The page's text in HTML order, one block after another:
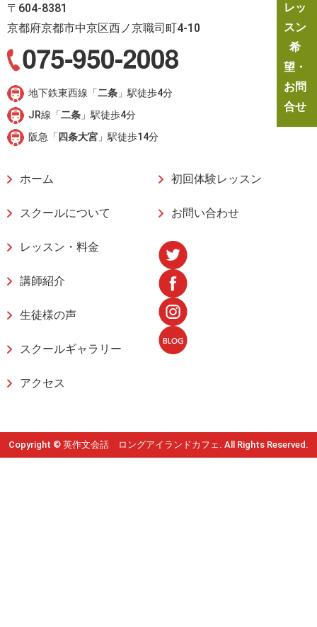
〒604-8381
京都府京都市中京区西ノ京職司町4-10
地下鉄東西線「二条 」駅徒歩4分
JR線「二条 」駅徒歩4分
阪急「 四条大宮 」駅徒歩14分
ホーム
スクールについて
レッスン・料金
講師紹介
生徒様の声
スクールギャラリー
アクセス
初回体験レッスン
お問い合わせ
レッ
スン
希
望・
お問
合せ
Copyright © 英作文会話 ロングアイランドカフェ. All Rights Reserved.